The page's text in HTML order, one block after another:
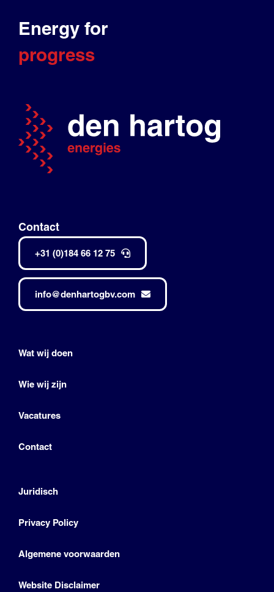
Energy for
progress
Contact
+31 (0)184 66 12 75
info@denhartogbv.com
Wat wij doen
Wie wij zijn
Vacatures
Contact
Juridisch
Privacy Policy
Algemene voorwaarden
Website Disclaimer